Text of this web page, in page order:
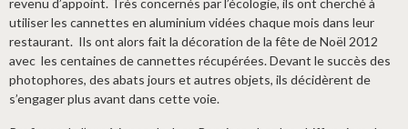
revenu d’appoint. Très concernés par l’écologie, ils ont cherché à
utiliser les cannettes en aluminium vidées chaque mois dans leur
restaurant. Ils ont alors fait la décoration de la fête de Noël 2012
avec les centaines de cannettes récupérées. Devant le succès des
photophores, des abats jours et autres objets, ils décidèrent de
s’engager plus avant dans cette voie.